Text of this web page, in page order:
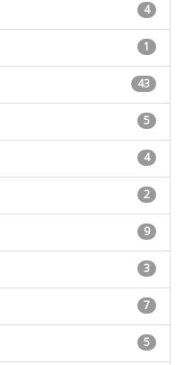
4
1
43
5
4
2
9
3
7
5